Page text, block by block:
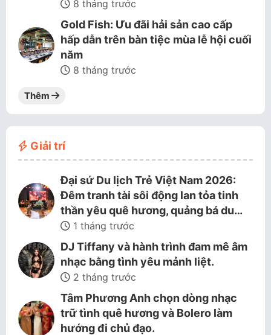
8 tháng trước
Gold Fish: Ưu đãi hải sản cao cấp
hấp dẫn trên bàn tiệc mùa lễ hội cuối
năm
8 tháng trước
Thêm
Giải trí
Đại sứ Du lịch Trẻ Việt Nam 2026:
Đêm tranh tài sôi động lan tỏa tinh
thần yêu quê hương, quảng bá du…
1 tháng trước
DJ Tiffany và hành trình đam mê âm
nhạc bằng tình yêu mảnh liệt.
2 tháng trước
Tâm Phương Anh chọn dòng nhạc
trữ tình quê hương và Bolero làm
hướng đi chủ đạo.